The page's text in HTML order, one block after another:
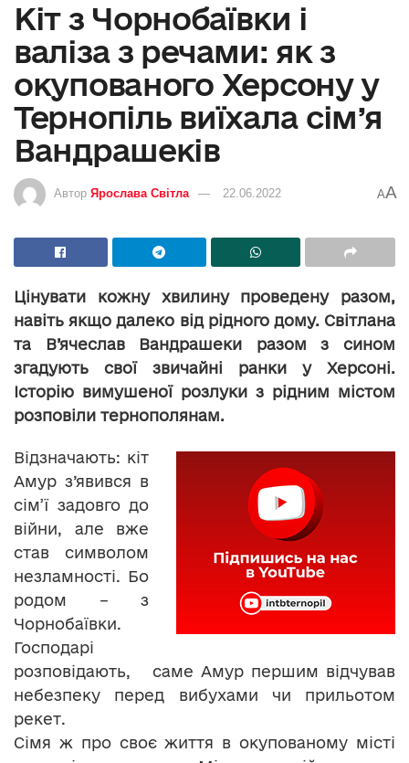
Кіт з Чорнобаївки і
валіза з речами: як з
окупованого Херсону у
Тернопіль виїхала сім’я
Вандрашеків
Автор Ярослава Світла 22.06.2022 AA
Цінувати кожну хвилину проведену разом,
навіть якщо далеко від рідного дому. Світлана
та В’ячеслав Вандрашеки разом з сином
згадують свої звичайні ранки у Херсоні.
Історію вимушеної розлуки з рідним містом
розповіли тернополянам.
Відзначають: кіт
Амур з’явився в
сім’ї задовго до
війни, але вже
став символом
незламності. Бо
родом – з
Чорнобаївки.
Господарі
розповідають, саме Амур першим відчував
небезпеку перед вибухами чи прильотом
рекет.
Сімя ж про своє життя в окупованому місті